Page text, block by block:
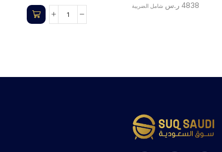
4838 ر.س شامل الضريبة